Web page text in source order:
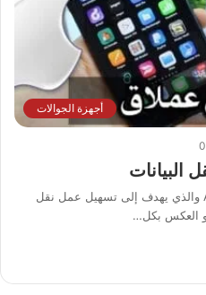
أجهزة الجوالات
0
في حلقة اليوم سنرى تطبيق Airdroid والذي يهدف إلى تسهيل عمل نقل
أو العكس بكل…